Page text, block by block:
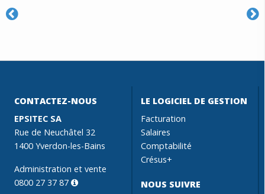
CONTACTEZ-NOUS
EPSITEC SA
Rue de Neuchâtel 32
1400 Yverdon-les-Bains
Administration et vente
0800 27 37 87
LE LOGICIEL DE GESTION
Facturation
Salaires
Comptabilité
Crésus+
NOUS SUIVRE